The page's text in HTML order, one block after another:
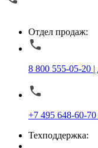
Отдел продаж:
8 800 555-05-20 |
+7 495 648-60-
Техподдержка: